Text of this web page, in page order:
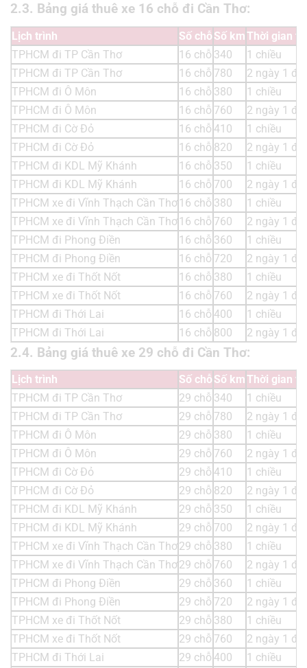
2.3. Bảng giá thuê xe 16 chỗ đi Cần Thơ:
Lịch trình Số chỗ Số kmThời gian
TPHCM đi TP Cần Thơ
16 chỗ 340
1 chiều
TPHCM đi TP Cần Thơ
16 chỗ 780
2 ngày 1
TPHCM đi Ô Môn
16 chỗ 380
1 chiều
TPHCM đi Ô Môn
16 chỗ 760
2 ngày 1
TPHCM đi Cờ Đỏ
16 chỗ 410
1 chiều
TPHCM đi Cờ Đỏ
16 chỗ 820
2 ngày 1
TPHCM đi KDL Mỹ Khánh
16 chỗ 350
1 chiều
TPHCM đi KDL Mỹ Khánh
16 chỗ 700
2 ngày 1
TPHCM xe đi Vĩnh Thạch Cần Thơ16 chỗ 380
1 chiều
TPHCM xe đi Vĩnh Thạch Cần Thơ16 chỗ 760
2 ngày 1
TPHCM đi Phong Điền
16 chỗ 360
1 chiều
TPHCM đi Phong Điền
16 chỗ 720
2 ngày 1
TPHCM xe đi Thốt Nốt
16 chỗ 380
1 chiều
TPHCM xe đi Thốt Nốt
16 chỗ 760
2 ngày 1
TPHCM đi Thới Lai
16 chỗ 400
1 chiều
TPHCM đi Thới Lai
16 chỗ 800 2 ngày 1
2.4. Bảng giá thuê xe 29 chỗ đi Cần Thơ:
Lịch trình Số chỗ Số kmThời gian
TPHCM đi TP Cần Thơ
29 chỗ 340
1 chiều
TPHCM đi TP Cần Thơ
29 chỗ 780
2 ngày 1
TPHCM đi Ô Môn
29 chỗ 380
1 chiều
TPHCM đi Ô Môn
29 chỗ 760
2 ngày 1
TPHCM đi Cờ Đỏ
29 chỗ 410
1 chiều
TPHCM đi Cờ Đỏ
29 chỗ 820
2 ngày 1
TPHCM đi KDL Mỹ Khánh
29 chỗ 350
1 chiều
TPHCM đi KDL Mỹ Khánh
29 chỗ 700
2 ngày 1
TPHCM xe đi Vĩnh Thạch Cần Thơ29 chỗ 380
1 chiều
TPHCM xe đi Vĩnh Thạch Cần Thơ29 chỗ 760
2 ngày 1
TPHCM đi Phong Điền
29 chỗ 360
1 chiều
TPHCM đi Phong Điền
29 chỗ 720
2 ngày 1
TPHCM xe đi Thốt Nốt
29 chỗ 380
1 chiều
TPHCM xe đi Thốt Nốt
29 chỗ 760
2 ngày 1
TPHCM đi Thới Lai
29 chỗ 400 1 chiều